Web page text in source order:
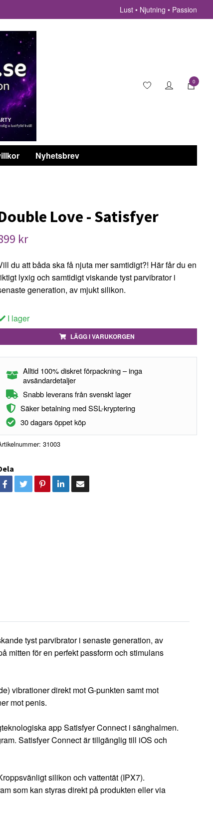
Lust • Njutning • Passion
0
Nyhetsbrev
Love - Satisfyer
kr
du att båda ska få njuta mer samtidigt?! Här får du en
lyxig och samtidigt viskande tyst parvibrator i
generation, av mjukt silikon.
I lager
LÄGG I VARUKORGEN
Alltid 100% diskret förpackning – inga
avsändardetaljer
Snabb leverans från svenskt lager
Säker betalning med SSL-kryptering
30 dagars öppet köp
31003
tyst parvibrator i senaste generation, av
mitten för en perfekt passform och stimulans
vibrationer direkt mot G-punkten samt mot
mot penis.
app Satisfyer Connect i sänghalmen.
Satisfyer Connect är tillgänglig till iOS och
silikon och vattentät (IPX7).
som kan styras direkt på produkten eller via